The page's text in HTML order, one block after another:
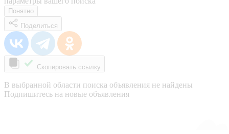
Понятно
Поделиться
Скопировать ссылку
В выбранной области поиска объявления не найдены
Подпишитесь на новые объявления